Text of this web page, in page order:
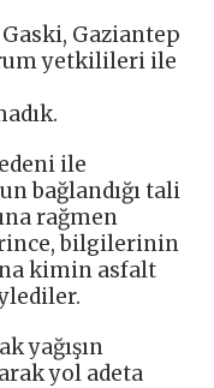
Gaziantep
yetkilileri ile
ile
bağlandığı tali
rağmen
bilgilerinin
kimin asfalt
yağışın
yol adeta